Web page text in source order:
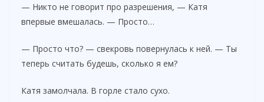
— Никто не говорит про разрешения, — Катя
впервые вмешалась. — Просто…
— Просто что? — свекровь повернулась к ней. — Ты
теперь считать будешь, сколько я ем?
Катя замолчала. В горле стало сухо.